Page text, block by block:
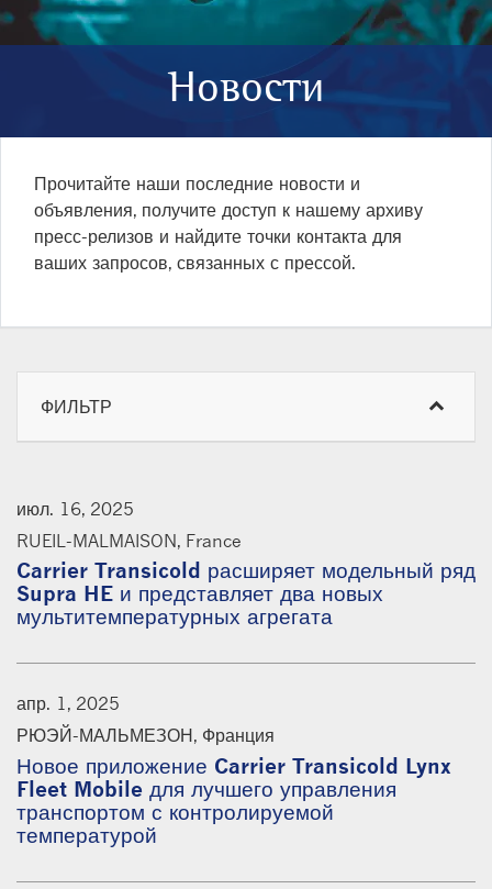
Новости
Прочитайте наши последние новости и
объявления, получите доступ к нашему архиву
пресс-релизов и найдите точки контакта для
ваших запросов, связанных с прессой.
ФИЛЬТР
июл. 16, 2025
RUEIL-MALMAISON, France
Carrier Transicold расширяет модельный ряд
Supra HE и представляет два новых
мультитемпературных агрегата
апр. 1, 2025
РЮЭЙ-МАЛЬМЕЗОН, Франция
Новое приложение Carrier Transicold Lynx
Fleet Mobile для лучшего управления
транспортом с контролируемой
температурой